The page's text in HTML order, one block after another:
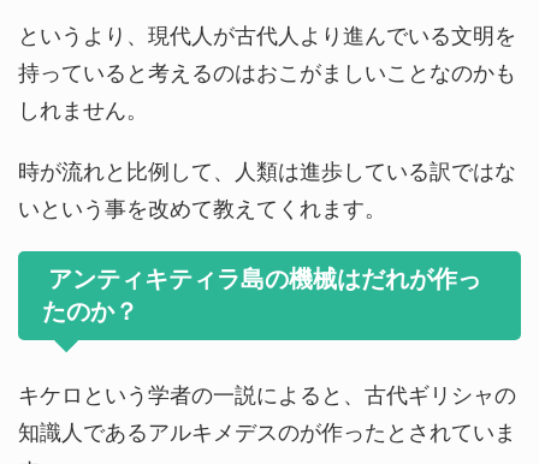
というより、現代人が古代人より進んでいる文明を
持っていると考えるのはおこがましいことなのかも
しれません。
時が流れと比例して、人類は進歩している訳ではな
いという事を改めて教えてくれます。
アンティキティラ島の機械はだれが作っ
たのか？
キケロという学者の一説によると、古代ギリシャの
知識人であるアルキメデスのが作ったとされていま